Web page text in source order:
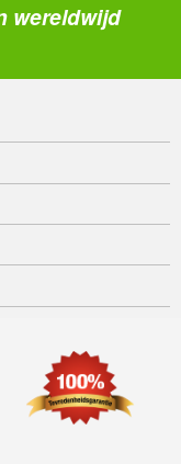
wereldwijd